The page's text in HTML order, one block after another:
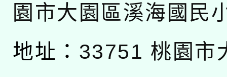
園市大園區溪海國民
地址： 33751 桃園市